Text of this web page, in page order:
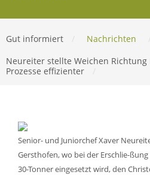
Gut informiert Nachrichten
Neureiter stellte Weichen
Prozesse effizienter
Senior- und Juniorchef Xaver
Gersthofen, wo bei der Erschlie-
30-Tonner eingesetzt wird, den